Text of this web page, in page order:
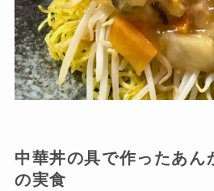
中華丼の具で作ったあん
の実食